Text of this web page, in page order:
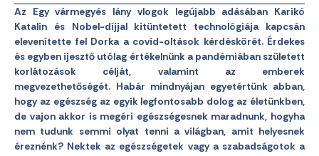
Az Egy vármegyés lány vlogok legújabb adásában Karikó
Katalin és Nobel-díjjal kitüntetett technológiája kapcsán
elevenítette fel Dorka a covid-oltások kérdéskörét. Érdekes
és egyben ijesztő utólag értékelnünk a pandémiában született
korlátozások célját, valamint az emberek
megvezethetőségét. Habár mindnyájan egyetértünk abban,
hogy az egészség az egyik legfontosabb dolog az életünkben,
de vajon akkor is megéri egészségesnek maradnunk, hogyha
nem tudunk semmi olyat tenni a világban, amit helyesnek
éreznénk? Nektek az egészségetek vagy a szabadságotok a